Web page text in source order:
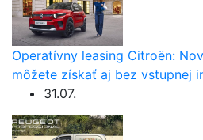
Operatívny leasing Citroën:
môžete získať aj bez vstupnej
31.07.